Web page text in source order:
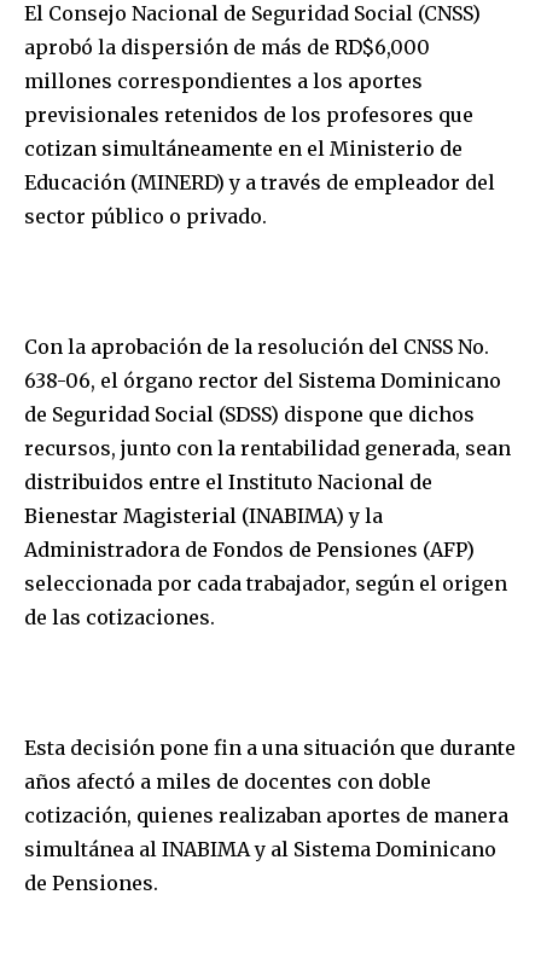
El Consejo Nacional de Seguridad Social (CNSS)
aprobó la dispersión de más de RD$6,000
millones correspondientes a los aportes
previsionales retenidos de los profesores que
cotizan simultáneamente en el Ministerio de
Educación (MINERD) y a través de empleador del
sector público o privado.
Con la aprobación de la resolución del CNSS No.
638-06, el órgano rector del Sistema Dominicano
de Seguridad Social (SDSS) dispone que dichos
recursos, junto con la rentabilidad generada, sean
distribuidos entre el Instituto Nacional de
Bienestar Magisterial (INABIMA) y la
Administradora de Fondos de Pensiones (AFP)
seleccionada por cada trabajador, según el origen
de las cotizaciones.
Esta decisión pone fin a una situación que durante
años afectó a miles de docentes con doble
cotización, quienes realizaban aportes de manera
simultánea al INABIMA y al Sistema Dominicano
de Pensiones.